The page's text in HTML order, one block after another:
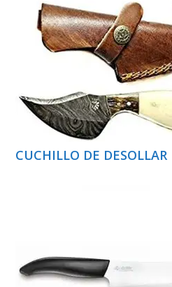
CUCHILLO DE DESOLLAR